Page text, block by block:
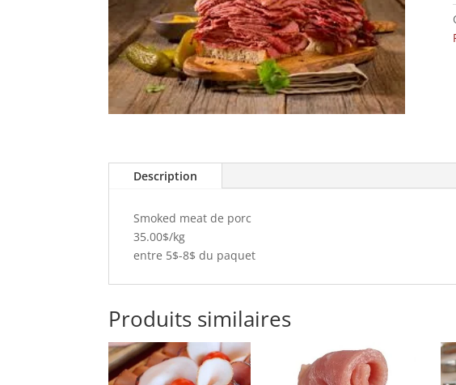
Description
Smoked meat de porc
35.00$/kg
entre 5$-8$ du paquet
Produits similaires